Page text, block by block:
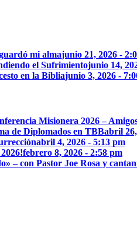
mi almajunio 21, 2026 -
el Sufrimientojunio 14,
en la Bibliajunio 3, 2026 -
Misionera 2026 –
de Diplomados en TBBabril
abril 4, 2026 - 5:13 pm
febrero 8, 2026 - 2:58 pm
– con Pastor Joe Rosa y